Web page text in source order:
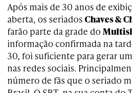
Após mais de 30 anos de
aberta, os seriados Chaves &
farão parte da grade do
informação confirmada na
30, foi suficiente para gerar
nas redes sociais.
número de fãs que o seriado